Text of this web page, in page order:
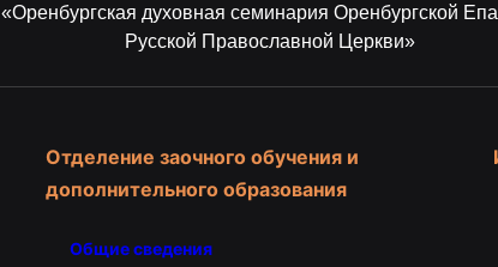
«Оренбургская духовная семинария Оренбургской
Русской Православной Церкви»
Отделение заочного обучения и
дополнительного образования
Общие сведения